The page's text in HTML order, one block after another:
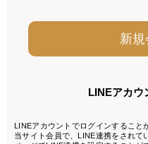
LINEアカウ
LINEアカウントでログインすること
当サイト会員で、LINE連携をされて